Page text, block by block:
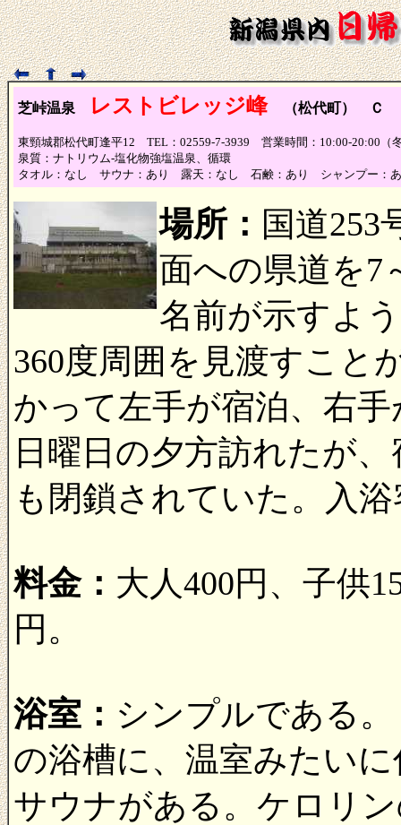
芝峠温泉 レストビレッジ峰 （松代町） Ｃ
東頸城郡松代町逢平12 TEL：02559-7-3939 営業時間：10:00-20:00（
泉質：ナトリウム-塩化物強塩温泉、循環
タオル：なし サウナ：あり 露天：なし 石鹸：あり シャンプー：
場所： 国道253
面への県道を7
名前が示すよ
360度周囲を見渡すこと
かって左手が宿泊、右
日曜日の夕方訪れたが
も閉鎖されていた。入
料金： 大人400円、子供
円。
浴室： シンプルである
の浴槽に、温室みたい
サウナがある。ケロリ